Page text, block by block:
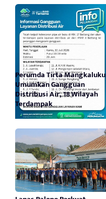
Perumda Tirta Mangkaluku
Umumkan Gangguan
Distribusi Air, 18 Wilayah
Terdampak